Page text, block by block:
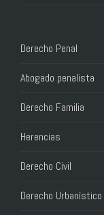
Derecho Penal
Abogado penalista
Derecho Familia
Herencias
Derecho Civil
Derecho Urbanístico